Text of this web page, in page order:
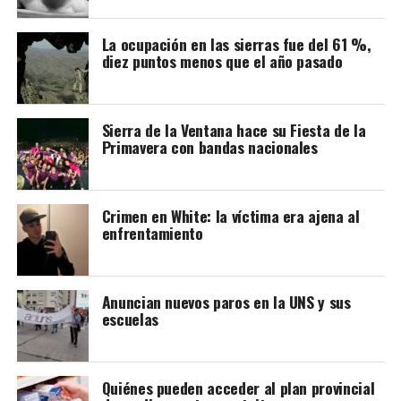
*Cuentos a Quemarropa – Lupa Sívori
Sábado 8 – 21:30 hs – Café Cultural Don Osvaldo
(Lamadrid 544)
Velada muy especial de relatos intensos, profundamente
filosóficos y, al mismo tiempo, muy divertidos. Entradas:
$6.000.
*”Otra Guerra Inventada”, Comedia Municipal
Domingo 9 – 17 hs – Sociedad de Fomento Barrio Luján
(Enrique Julio 806)
Dos pueblos vecinos se ven envueltos en las locuras de
un alcalde codicioso y un sargento de policía que le
toma el gusto al dinero mal habido. Función gratuita.
Público: infantil / familiar.
*Bichocanasto: la reunión
Domingo 9 – 20 hs – Espacio Cultural Juanita Primera
La ocupación en las sierras fue del 61 %,
diez puntos menos que el año pasado
Sierra de la Ventana hace su Fiesta de la
Primavera con bandas nacionales
Crimen en White: la víctima era ajena al
enfrentamiento
Anuncian nuevos paros en la UNS y sus
escuelas
Quiénes pueden acceder al plan provincial